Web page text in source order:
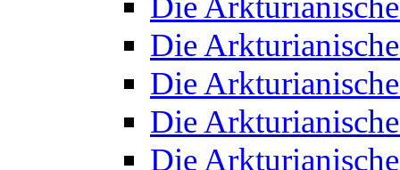
Die
Die
Die
Die